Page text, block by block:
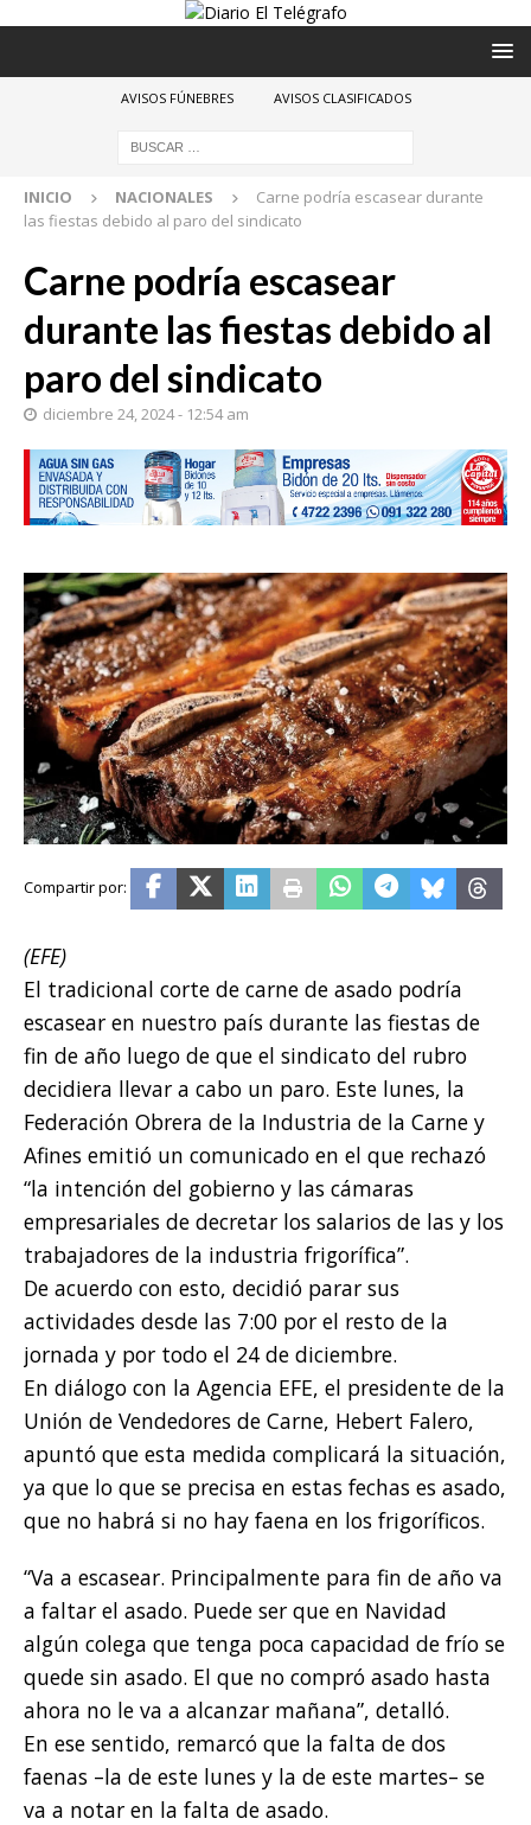
AVISOS FÚNEBRES AVISOS CLASIFICADOS
INICIO NACIONALES
Carne podría escasear durante
las fiestas debido al paro del sindicato
Carne podría escasear
durante las fiestas debido al
paro del sindicato
diciembre 24, 2024 - 12:54 am
(EFE)
El tradicional corte de carne de asado podría
escasear en nuestro país durante las fiestas de
fin de año luego de que el sindicato del rubro
decidiera llevar a cabo un paro. Este lunes, la
Federación Obrera de la Industria de la Carne y
Afines emitió un comunicado en el que rechazó
“la intención del gobierno y las cámaras
empresariales de decretar los salarios de las y los
trabajadores de la industria frigorífica”.
De acuerdo con esto, decidió parar sus
actividades desde las 7:00 por el resto de la
jornada y por todo el 24 de diciembre.
En diálogo con la Agencia EFE, el presidente de la
Unión de Vendedores de Carne, Hebert Falero,
apuntó que esta medida complicará la situación,
ya que lo que se precisa en estas fechas es asado,
que no habrá si no hay faena en los frigoríficos.
“Va a escasear. Principalmente para fin de año va
a faltar el asado. Puede ser que en Navidad
algún colega que tenga poca capacidad de frío se
quede sin asado. El que no compró asado hasta
ahora no le va a alcanzar mañana”, detalló.
En ese sentido, remarcó que la falta de dos
faenas –la de este lunes y la de este martes– se
va a notar en la falta de asado.